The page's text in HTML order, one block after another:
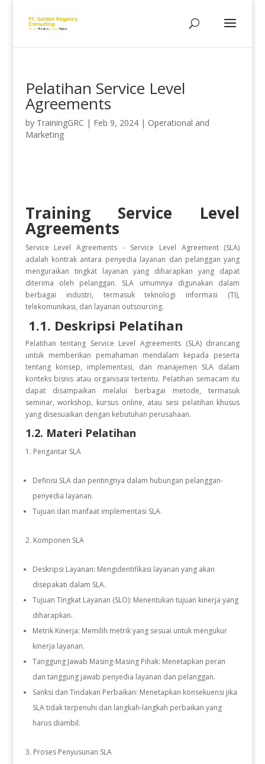
Pelatihan Service Level
Agreements
by TrainingGRC | Feb 9, 2024| Operational and
Marketing
Training Service Level
Agreements
Service Level Agreements - Service Level Agreement (SLA)
adalah kontrak antara penyedia layanan dan pelanggan yang
menguraikan tingkat layanan yang diharapkan yang dapat
diterima oleh pelanggan. SLA umumnya digunakan dalam
berbagai industri, termasuk teknologi informasi (TI),
telekomunikasi, dan layanan outsourcing.
1.1. Deskripsi Pelatihan
Pelatihan tentang Service Level Agreements (SLA) dirancang
untuk memberikan pemahaman mendalam kepada peserta
tentang konsep, implementasi, dan manajemen SLA dalam
konteks bisnis atau organisasi tertentu. Pelatihan semacam itu
dapat disampaikan melalui berbagai metode, termasuk
seminar, workshop, kursus online, atau sesi pelatihan khusus
yang disesuaikan dengan kebutuhan perusahaan.
1.2. Materi Pelatihan
Pengantar SLA
Definisi SLA dan pentingnya dalam hubungan pelanggan-
penyedia layanan.
Tujuan dan manfaat implementasi SLA.
Komponen SLA
Deskripsi Layanan: Mengidentifikasi layanan yang akan
disepakati dalam SLA.
Tujuan Tingkat Layanan (SLO): Menentukan tujuan kinerja yang
diharapkan.
Metrik Kinerja: Memilih metrik yang sesuai untuk mengukur
kinerja layanan.
Tanggung Jawab Masing-Masing Pihak: Menetapkan peran
dan tanggung jawab penyedia layanan dan pelanggan.
Sanksi dan Tindakan Perbaikan: Menetapkan konsekuensi jika
SLA tidak terpenuhi dan langkah-langkah perbaikan yang
harus diambil.
Proses Penyusunan SLA